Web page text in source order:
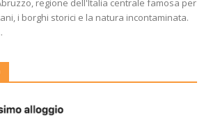
regione dell'Italia centrale famosa per
i borghi storici e la natura incontaminata.